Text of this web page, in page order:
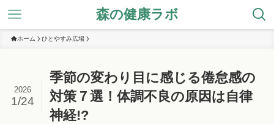
森の健康ラボ
ホーム ひとやすみ広場
季節の変わり目に感じる倦怠感の
対策７選！体調不良の原因は自律
神経!?
2026
1/24